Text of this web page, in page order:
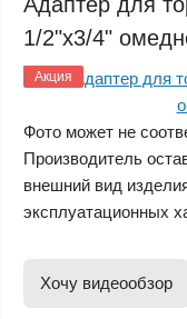
1/2"х3/4"
Акция
Фото может не
Производитель
внешний вид
эксплуатационных
Хочу видеообзор